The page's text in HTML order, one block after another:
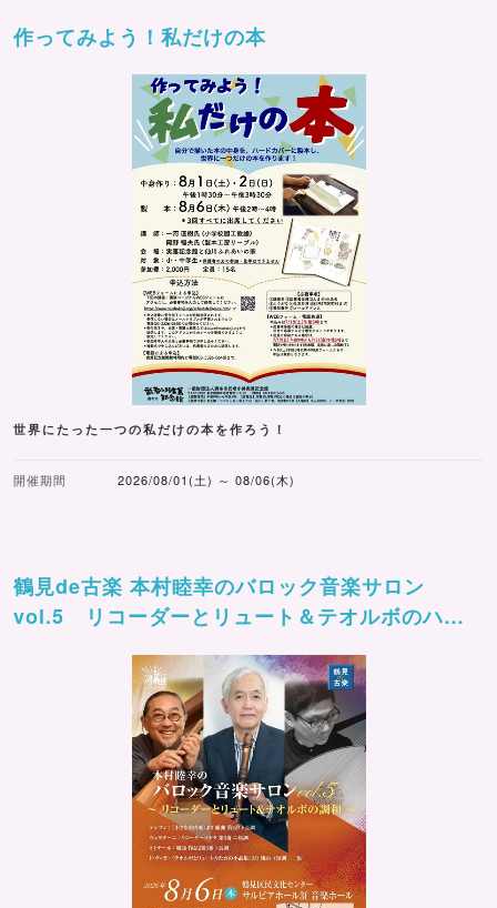
作ってみよう！私だけの本
世界にたった一つの私だけの本を作ろう！
開催期間 2026/08/01(土) ～ 08/06(木)
鶴見de古楽 本村睦幸のバロック音楽サロン
vol.5 リコーダーとリュート＆テオルボのハー